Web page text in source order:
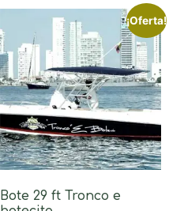
¡Oferta!
Bote 29 ft Tronco e